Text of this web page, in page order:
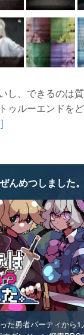
し、できるのは
ゥルーエンドを
んめつしました。
た勇者パーティから